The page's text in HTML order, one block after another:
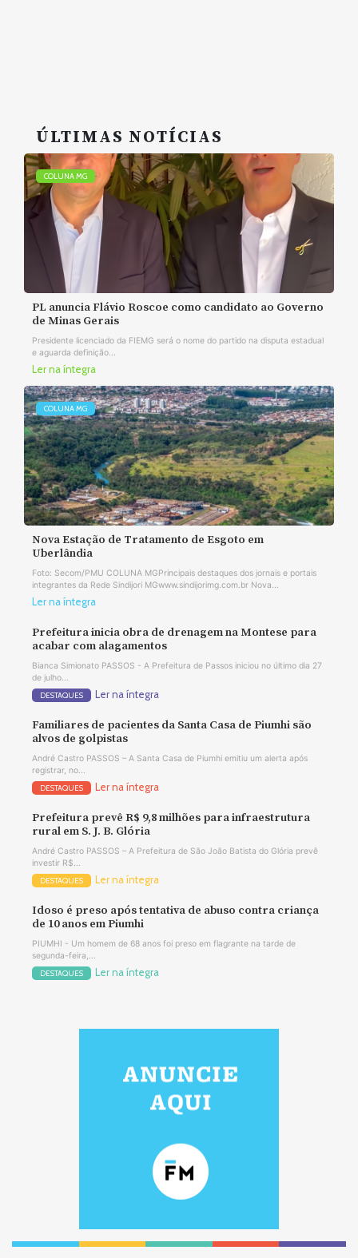
ÚLTIMAS NOTÍCIAS
COLUNA MG
PL anuncia Flávio Roscoe como candidato ao Governo
de Minas Gerais
Presidente licenciado da FIEMG será o nome do partido na disputa estadual
e aguarda definição...
Ler na íntegra
COLUNA MG
Nova Estação de Tratamento de Esgoto em
Uberlândia
Foto: Secom/PMU COLUNA MGPrincipais destaques dos jornais e portais
integrantes da Rede Sindijori MGwww.sindijorimg.com.br Nova...
Ler na íntegra
Prefeitura inicia obra de drenagem na Montese para
acabar com alagamentos
Bianca Simionato PASSOS - A Prefeitura de Passos iniciou no último dia 27
de julho...
DESTAQUES Ler na íntegra
Familiares de pacientes da Santa Casa de Piumhi são
alvos de golpistas
André Castro PASSOS – A Santa Casa de Piumhi emitiu um alerta após
registrar, no...
DESTAQUES Ler na íntegra
Prefeitura prevê R$ 9,8 milhões para infraestrutura
rural em S. J. B. Glória
André Castro PASSOS – A Prefeitura de São João Batista do Glória prevê
investir R$...
DESTAQUES Ler na íntegra
Idoso é preso após tentativa de abuso contra criança
de 10 anos em Piumhi
PIUMHI - Um homem de 68 anos foi preso em flagrante na tarde de
segunda-feira,...
DESTAQUES Ler na íntegra